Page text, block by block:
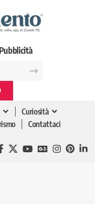
Curiosità
Contattaci